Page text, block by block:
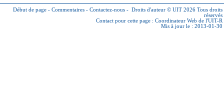
Début de page - Commentaires - Contactez-nous - Droits d'auteur © UIT 2026 Tous droits
réservés
Contact pour cette page : Coordinateur Web de l'UIT-R
Mis à jour le : 2013-01-30